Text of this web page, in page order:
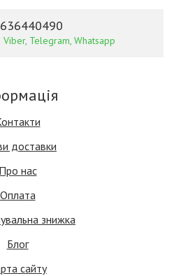
Viber, Telegram, Whatsapp
доставки
Про нас
Оплата
знижка
Блог
сайту